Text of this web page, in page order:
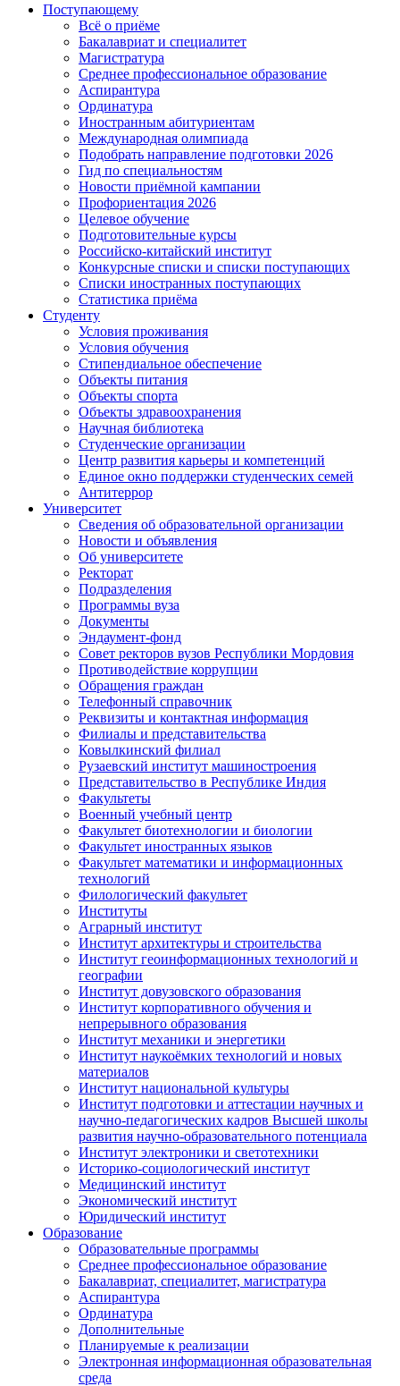
Поступающему
Всё о приёме
Бакалавриат и специалитет
Магистратура
Среднее профессиональное образование
Аспирантура
Ординатура
Иностранным абитуриентам
Международная олимпиада
Подобрать направление подготовки 2026
Гид по специальностям
Новости приёмной кампании
Профориентация 2026
Целевое обучение
Подготовительные курсы
Российско-китайский институт
Конкурсные списки и списки поступающих
Списки иностранных поступающих
Статистика приёма
Студенту
Условия проживания
Условия обучения
Стипендиальное обеспечение
Объекты питания
Объекты спорта
Объекты здравоохранения
Научная библиотека
Студенческие организации
Центр развития карьеры и компетенций
Единое окно поддержки студенческих семей
Антитеррор
Университет
Сведения об образовательной организации
Новости и объявления
Об университете
Ректорат
Подразделения
Программы вуза
Документы
Эндаумент-фонд
Совет ректоров вузов Республики Мордовия
Противодействие коррупции
Обращения граждан
Телефонный справочник
Реквизиты и контактная информация
Филиалы и представительства
Ковылкинский филиал
Рузаевский институт машиностроения
Представительство в Республике Индия
Факультеты
Военный учебный центр
Факультет биотехнологии и биологии
Факультет иностранных языков
Факультет математики и информационных
технологий
Филологический факультет
Институты
Аграрный институт
Институт архитектуры и строительства
Институт геоинформационных технологий и
географии
Институт довузовского образования
Институт корпоративного обучения и
непрерывного образования
Институт механики и энергетики
Институт наукоёмких технологий и новых
материалов
Институт национальной культуры
Институт подготовки и аттестации научных и
научно-педагогических кадров Высшей школы
развития научно-образовательного потенциала
Институт электроники и светотехники
Историко-социологический институт
Медицинский институт
Экономический институт
Юридический институт
Образование
Образовательные программы
Среднее профессиональное образование
Бакалавриат, специалитет, магистратура
Аспирантура
Ординатура
Дополнительные
Планируемые к реализации
Электронная информационная образовательная
среда